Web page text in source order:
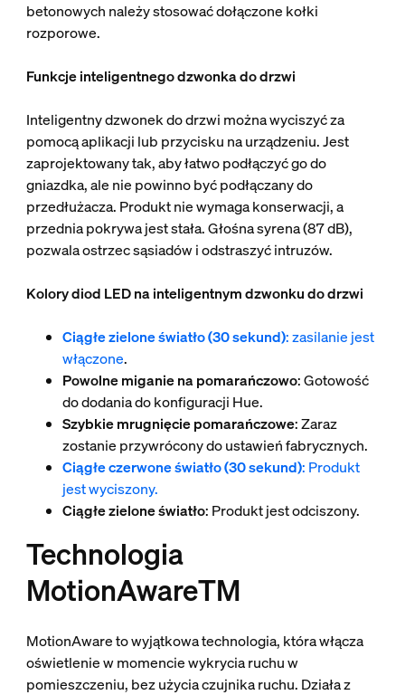
betonowych należy stosować dołączone kołki
rozporowe.
Funkcje inteligentnego dzwonka do drzwi
Inteligentny dzwonek do drzwi można wyciszyć za
pomocą aplikacji lub przycisku na urządzeniu. Jest
zaprojektowany tak, aby łatwo podłączyć go do
gniazdka, ale nie powinno być podłączany do
przedłużacza. Produkt nie wymaga konserwacji, a
przednia pokrywa jest stała. Głośna syrena (87 dB),
pozwala ostrzec sąsiadów i odstraszyć intruzów.
Kolory diod LED na inteligentnym dzwonku do drzwi
Ciągłe zielone światło (30 sekund): zasilanie jest
włączone.
Powolne miganie na pomarańczowo: Gotowość
do dodania do konfiguracji Hue.
Szybkie mrugnięcie pomarańczowe: Zaraz
zostanie przywrócony do ustawień fabrycznych.
Ciągłe czerwone światło (30 sekund): Produkt
jest wyciszony.
Ciągłe zielone światło: Produkt jest odciszony.
Technologia
MotionAwareTM
MotionAware to wyjątkowa technologia, która włącza
oświetlenie w momencie wykrycia ruchu w
pomieszczeniu, bez użycia czujnika ruchu. Działa z